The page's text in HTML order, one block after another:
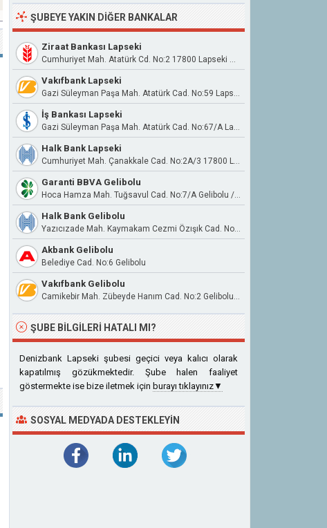
ŞUBEYE YAKIN DIĞER BANKALAR
Ziraat Bankası Lapseki
Cumhuriyet Mah. Atatürk Cd. No:2 17800 Lapseki Çanakkale
Vakıfbank Lapseki
Gazi Süleyman Paşa Mah. Atatürk Cad. No:59 Lapseki/Çanakkale
İş Bankası Lapseki
Gazi Süleyman Paşa Mah. Atatürk Cad. No:67/A Lapseki
Halk Bank Lapseki
Cumhuriyet Mah. Çanakkale Cad. No:2A/3 17800 Lapseki
Garanti BBVA Gelibolu
Hoca Hamza Mah. Tuğsavul Cad. No:7/A Gelibolu / Çanakkale
Halk Bank Gelibolu
Yazıcızade Mah. Kaymakam Cezmi Özışık Cad. No:9 17500 Gelibolu
Akbank Gelibolu
Belediye Cad. No:6 Gelibolu
Vakıfbank Gelibolu
Camikebir Mah. Zübeyde Hanım Cad. No:2 Gelibolu/Çanakkale
ŞUBE BILGILERI HATALI MI?
Denizbank Lapseki şubesi geçici veya kalıcı olarak
kapatılmış gözükmektedir. Şube halen faaliyet
göstermekte ise bize iletmek için burayı tıklayınız▼
SOSYAL MEDYADA DESTEKLEYIN